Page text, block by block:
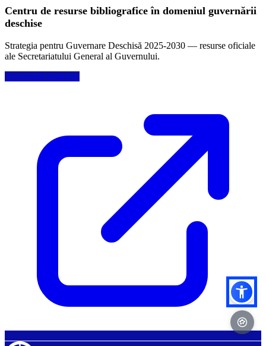
Centru de resurse bibliografice în domeniul guvernării
deschise
Strategia pentru Guvernare Deschisă 2025-2030 — resurse oficiale
ale Secretariatului General al Guvernului.
Accesează resursele